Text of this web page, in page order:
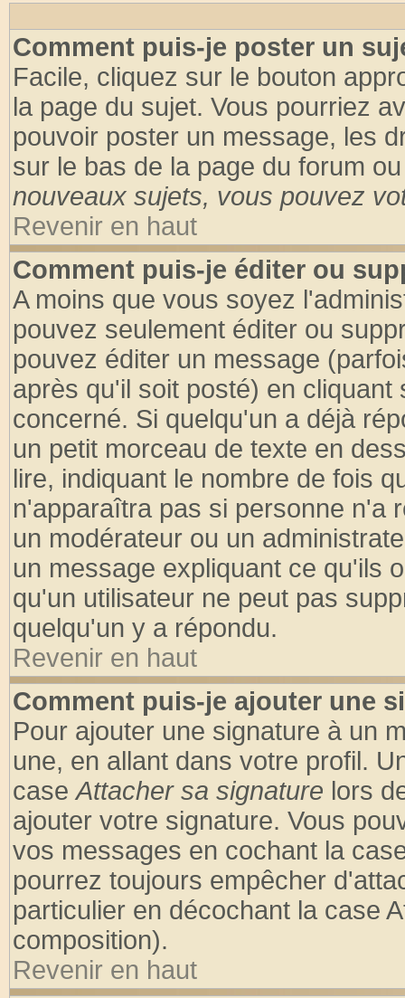
Comment puis-je poster un
Facile, cliquez sur le bouton
la page du sujet. Vous pourriez
pouvoir poster un message, les
sur le bas de la page du forum
nouveaux sujets, vous pouvez
Revenir en haut
Comment puis-je éditer ou
A moins que vous soyez
pouvez seulement éditer ou
pouvez éditer un message
après qu'il soit posté) en
concerné. Si quelqu'un a déjà
un petit morceau de texte en
lire, indiquant le nombre de fois
n'apparaîtra pas si personne n'a
un modérateur ou un
un message expliquant ce qu'ils
qu'un utilisateur ne peut pas
quelqu'un y a répondu.
Revenir en haut
Comment puis-je ajouter une
Pour ajouter une signature à un
une, en allant dans votre profil.
caseAttacher sa signature lors
ajouter votre signature. Vous
vos messages en cochant la
pourrez toujours empêcher
particulier en décochant la case
composition).
Revenir en haut